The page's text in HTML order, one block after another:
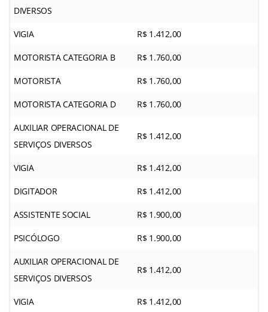
DIVERSOS
VIGIA R$ 1.412,00
MOTORISTA CATEGORIA B R$ 1.760,00
MOTORISTA R$ 1.760,00
MOTORISTA CATEGORIA D R$ 1.760,00
AUXILIAR OPERACIONAL DE
SERVIÇOS DIVERSOS
R$ 1.412,00
VIGIA R$ 1.412,00
DIGITADOR R$ 1.412,00
ASSISTENTE SOCIAL R$ 1.900,00
PSICÓLOGO R$ 1.900,00
AUXILIAR OPERACIONAL DE
SERVIÇOS DIVERSOS
R$ 1.412,00
VIGIA R$ 1.412,00